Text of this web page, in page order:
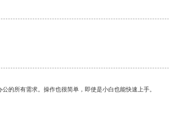
的所有需求。操作也很简单，即使是小白也能快速上手。